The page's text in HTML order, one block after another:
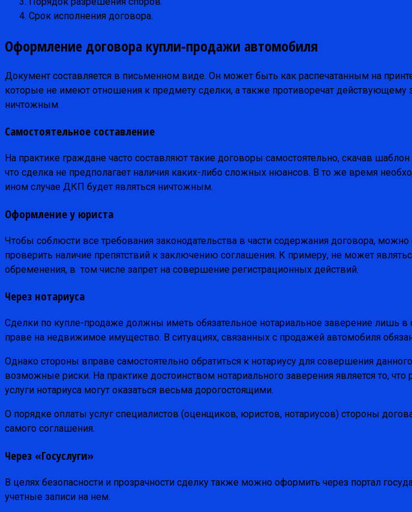
Срок исполнения договора.
Оформление договора купли-продажи автомобиля
Документ составляется в письменном виде. Он может быть как распечатанным на
которые не имеют отношения к предмету сделки, а также противоречат действующему
ничтожным.
Самостоятельное составление
На практике граждане часто составляют такие договоры самостоятельно, скачав
что сделка не предполагает наличия каких-либо сложных нюансов. В то же время
ином случае ДКП будет являться ничтожным.
Оформление у юриста
Чтобы соблюсти все требования законодательства в части содержания договора,
проверить наличие препятствий к заключению соглашения. К примеру, не может
обременения, в том числе запрет на совершение регистрационных действий.
Через нотариуса
Сделки по купле-продаже должны иметь обязательное нотариальное заверение лишь
праве на недвижимое имущество. В ситуациях, связанных с продажей автомобиля
Однако стороны вправе самостоятельно обратиться к нотариусу для совершения
возможные риски. На практике достоинством нотариального заверения является то,
услуги нотариуса могут оказаться весьма дорогостоящими.
О порядке оплаты услуг специалистов (оценщиков, юристов, нотариусов) стороны
самого соглашения.
Через «Госуслуги»
В целях безопасности и прозрачности сделку также можно оформить через портал
учетные записи на нем.